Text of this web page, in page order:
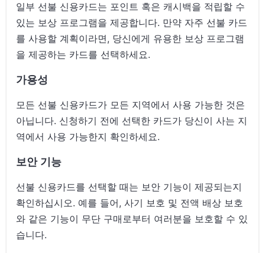
일부 선불 신용카드는 포인트 혹은 캐시백을 적립할 수
있는 보상 프로그램을 제공합니다. 만약 자주 선불 카드
를 사용할 계획이라면, 당신에게 유용한 보상 프로그램
을 제공하는 카드를 선택하세요.
가용성
모든 선불 신용카드가 모든 지역에서 사용 가능한 것은
아닙니다. 신청하기 전에 선택한 카드가 당신이 사는 지
역에서 사용 가능한지 확인하세요.
보안 기능
선불 신용카드를 선택할 때는 보안 기능이 제공되는지
확인하십시오. 예를 들어, 사기 보호 및 전액 배상 보호
와 같은 기능이 무단 구매로부터 여러분을 보호할 수 있
습니다.